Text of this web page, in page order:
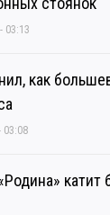
03:13
как
03:08
катит